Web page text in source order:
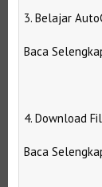
3. Belajar
Baca
4. Download
Baca